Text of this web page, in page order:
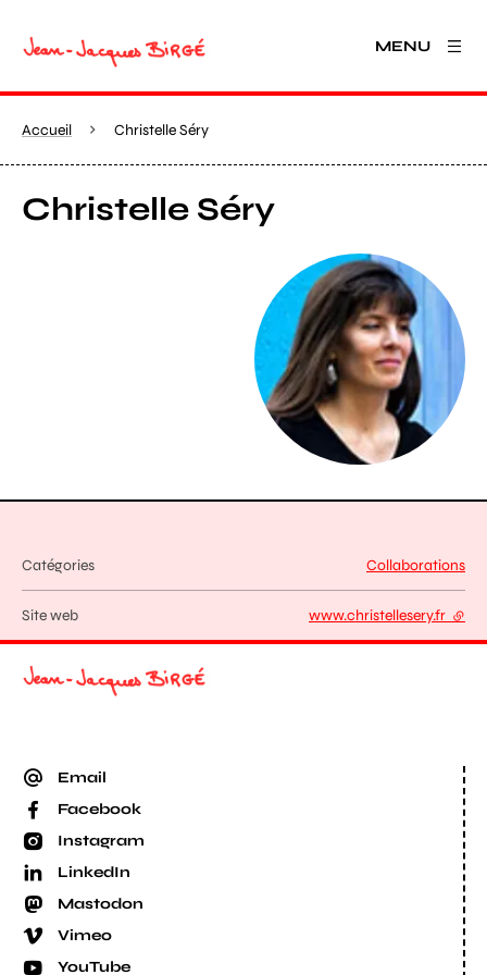
MENU
Accueil Christelle Séry
Christelle Séry
Agrandir
Catégories Collaborations
Site web www.christellesery.fr -
Email
Facebook
Instagram
LinkedIn
Mastodon
Vimeo
YouTube